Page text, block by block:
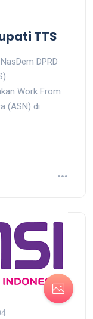
TTS
DPRD
Work From
(ASN) di